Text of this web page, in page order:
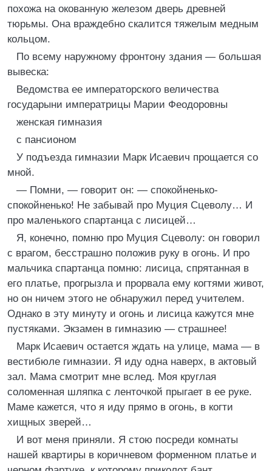
похожа на окованную железом дверь древней
тюрьмы. Она враждебно скалится тяжелым медным
кольцом.
По всему наружному фронтону здания — большая
вывеска:
Ведомства ее императорского величества
государыни императрицы Марии Феодоровны
женская гимназия
с пансионом
У подъезда гимназии Марк Исаевич прощается со
мной.
— Помни, — говорит он: — спокойненько-
спокойненько! Не забывай про Муция Сцеволу… И
про маленького спартанца с лисицей…
Я, конечно, помню про Муция Сцеволу: он говорил
с врагом, бесстрашно положив руку в огонь. И про
мальчика спартанца помню: лисица, спрятанная в
его платье, прогрызла и прорвала ему когтями живот,
но он ничем этого не обнаружил перед учителем.
Однако в эту минуту и огонь и лисица кажутся мне
пустяками. Экзамен в гимназию — страшнее!
Марк Исаевич остается ждать на улице, мама — в
вестибюле гимназии. Я иду одна наверх, в актовый
зал. Мама смотрит мне вслед. Моя круглая
соломенная шляпка с ленточкой прыгает в ее руке.
Маме кажется, что я иду прямо в огонь, в когти
хищных зверей…
И вот меня приняли. Я стою посреди комнаты
нашей квартиры в коричневом форменном платье и